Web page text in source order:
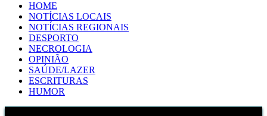
HOME
NOTÍCIAS LOCAIS
NOTÍCIAS REGIONAIS
DESPORTO
NECROLOGIA
OPINIÃO
SAÚDE/LAZER
ESCRITURAS
HUMOR